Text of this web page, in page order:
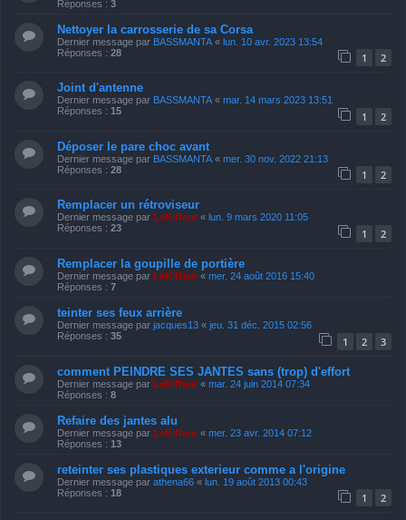
Réponses : 3
Nettoyer la carrosserie de sa Corsa
Dernier message par BASSMANTA « lun. 10 avr. 2023 13:54
Réponses : 28 1 2
Joint d'antenne
Dernier message par BASSMANTA « mar. 14 mars 2023 13:51
Réponses : 15 1 2
Déposer le pare choc avant
Dernier message par BASSMANTA « mer. 30 nov. 2022 21:13
Réponses : 28 1 2
Remplacer un rétroviseur
Dernier message par LeKiffeur « lun. 9 mars 2020 11:05
Réponses : 23 1 2
Remplacer la goupille de portière
Dernier message par LeKiffeur « mer. 24 août 2016 15:40
Réponses : 7
teinter ses feux arrière
Dernier message par jacques13 « jeu. 31 déc. 2015 02:56
Réponses : 35 1 2 3
comment PEINDRE SES JANTES sans (trop) d'effort
Dernier message par LeKiffeur « mar. 24 juin 2014 07:34
Réponses : 8
Refaire des jantes alu
Dernier message par LeKiffeur « mer. 23 avr. 2014 07:12
Réponses : 13
reteinter ses plastiques exterieur comme a l'origine
Dernier message par athena66 « lun. 19 août 2013 00:43
Réponses : 18 1 2